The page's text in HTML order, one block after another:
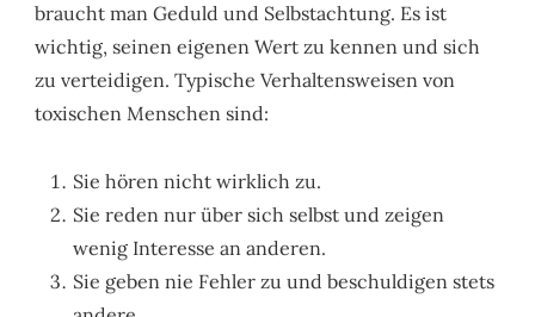
braucht man Geduld und Selbstachtung. Es ist
wichtig, seinen eigenen Wert zu kennen und sich
zu verteidigen. Typische Verhaltensweisen von
toxischen Menschen sind:
Sie hören nicht wirklich zu.
Sie reden nur über sich selbst und zeigen
wenig Interesse an anderen.
Sie geben nie Fehler zu und beschuldigen stets